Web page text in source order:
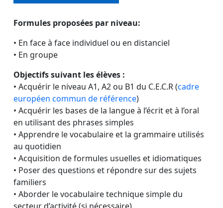
Formules proposées par niveau:
• En face à face individuel ou en distanciel
• En groupe
Objectifs suivant les élèves :
• Acquérir le niveau A1, A2 ou B1 du C.E.C.R (cadre
européen commun de référence)
• Acquérir les bases de la langue à l’écrit et à l’oral
en utilisant des phrases simples
• Apprendre le vocabulaire et la grammaire utilisés
au quotidien
• Acquisition de formules usuelles et idiomatiques
• Poser des questions et répondre sur des sujets
familiers
• Aborder le vocabulaire technique simple du